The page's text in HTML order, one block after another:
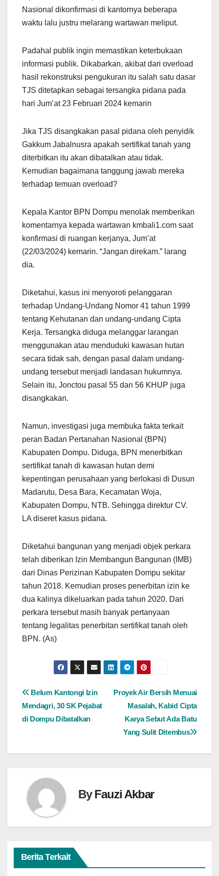
Nasional dikonfirmasi di kantornya beberapa
waktu lalu justru melarang wartawan meliput.
Padahal publik ingin memastikan keterbukaan
informasi publik. Dikabarkan, akibat dari overload
hasil rekonstruksi pengukuran itu salah satu dasar
TJS ditetapkan sebagai tersangka pidana pada
hari Jum’at 23 Februari 2024 kemarin
Jika TJS disangkakan pasal pidana oleh penyidik
Gakkum Jabalnusra apakah sertifikat tanah yang
diterbitkan itu akan dibatalkan atau tidak.
Kemudian bagaimana tanggung jawab mereka
terhadap temuan overload?
Kepala Kantor BPN Dompu menolak memberikan
komentarnya kepada wartawan kmbali1.com saat
konfirmasi di ruangan kerjanya, Jum’at
(22/03/2024) kemarin. “Jangan direkam.” larang
dia.
Diketahui, kasus ini menyoroti pelanggaran
terhadap Undang-Undang Nomor 41 tahun 1999
tentang Kehutanan dan undang-undang Cipta
Kerja. Tersangka diduga melanggar larangan
menggunakan atau menduduki kawasan hutan
secara tidak sah, dengan pasal dalam undang-
undang tersebut menjadi landasan hukumnya.
Selain itu, Jonctou pasal 55 dan 56 KHUP juga
disangkakan.
Namun, investigasi juga membuka fakta terkait
peran Badan Pertanahan Nasional (BPN)
Kabupaten Dompu. Diduga, BPN menerbitkan
sertifikat tanah di kawasan hutan demi
kepentingan perusahaan yang berlokasi di Dusun
Madarutu, Desa Bara, Kecamatan Woja,
Kabupaten Dompu, NTB. Sehingga direktur CV.
LA diseret kasus pidana.
Diketahui bangunan yang menjadi objek perkara
telah diberikan Izin Membangun Bangunan (IMB)
dari Dinas Perizinan Kabupaten Dompu sekitar
tahun 2018. Kemudian proses penerbitan izin ke
dua kalinya dikeluarkan pada tahun 2020. Dari
perkara tersebut masih banyak pertanyaan
tentang legalitas penerbitan sertifikat tanah oleh
BPN. (As)
Navigasi
pos
Proyek Air Bersih Menuai
Masalah, Kabid Cipta
Karya Sebut Ada Batu
Yang Sulit Ditembus
Belum Kantongi Izin
Mendagri, 30 SK Pejabat
di Dompu Dibatalkan
ByFauzi Akbar
Berita Terkait